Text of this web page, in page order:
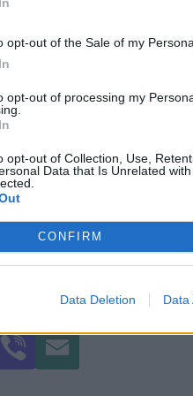
opt-out of the Sale of my
opt-out of processing my
opt-out of Collection, Use,
Data that Is Unrelated
CONFIRM
Data Deletion Data
– τα πιθανά δομικά
σπάνια
. Παρόμοιες
χρόνια.
στις 27